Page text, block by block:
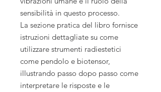
sensibilità in questo processo.
La sezione pratica del libro fornisce
istruzioni dettagliate su come
utilizzare strumenti radiestetici
come pendolo e biotensor,
illustrando passo dopo passo come
interpretare le risposte e le